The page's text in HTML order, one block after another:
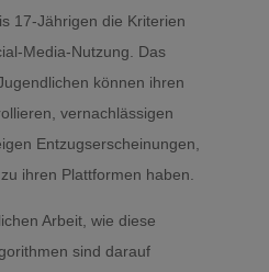
17-Jährigen die Kriterien
Media-Nutzung. Das
können ihren
vernachlässigen
Entzugserscheinungen,
ihren Plattformen haben.
Arbeit, wie diese
sind darauf